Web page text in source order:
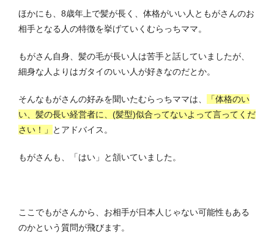
ほかにも、8歳年上で髪が長く、体格がいい人ともがさんのお
相手となる人の特徴を挙げていくむらっちママ。
もがさん自身、髪の毛が長い人は苦手と話していましたが、
細身な人よりはガタイのいい人が好きなのだとか。
そんなもがさんの好みを聞いたむらっちママは、
「体格のい
い、髪の長い経営者に、(髪型)似合ってないよって言ってくだ
さい！」
とアドバイス。
もがさんも、「はい」と頷いていました。
ここでもがさんから、お相手が日本人じゃない可能性もある
のかという質問が飛びます。